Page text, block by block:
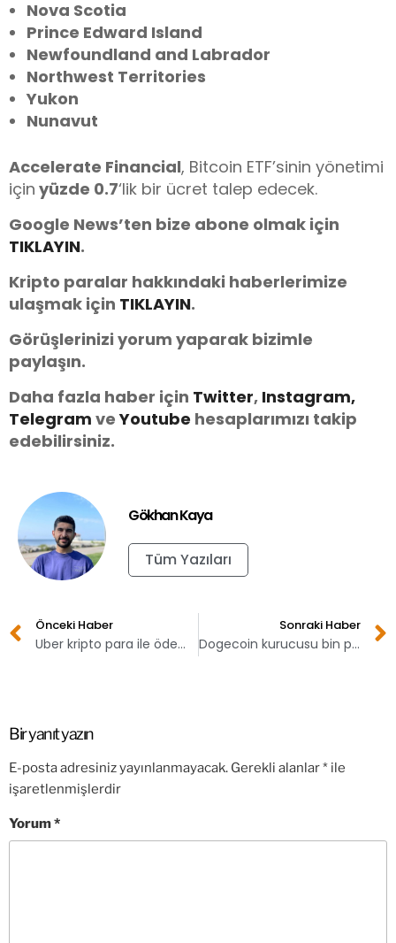
Nova Scotia
Prince Edward Island
Newfoundland and Labrador
Northwest Territories
Yukon
Nunavut
Accelerate Financial, Bitcoin ETF’sinin yönetimi
için yüzde 0.7‘lik bir ücret talep edecek.
Google News’ten bize abone olmak için
TIKLAYIN.
Kripto paralar hakkındaki haberlerimize
ulaşmak için TIKLAYIN.
Görüşlerinizi yorum yaparak bizimle
paylaşın.
Daha fazla haber için Twitter, Instagram,
Telegram veYoutube hesaplarımızı takip
edebilirsiniz.
Gökhan Kaya
Tüm Yazıları
Önceki Haber
Uber kripto para ile ödeme alma yolunda!
Sonraki Haber
Dogecoin kurucusu bin pişman!
Bir yanıt yazın
E-posta adresiniz yayınlanmayacak. Gerekli alanlar* ile
işaretlenmişlerdir
Yorum*